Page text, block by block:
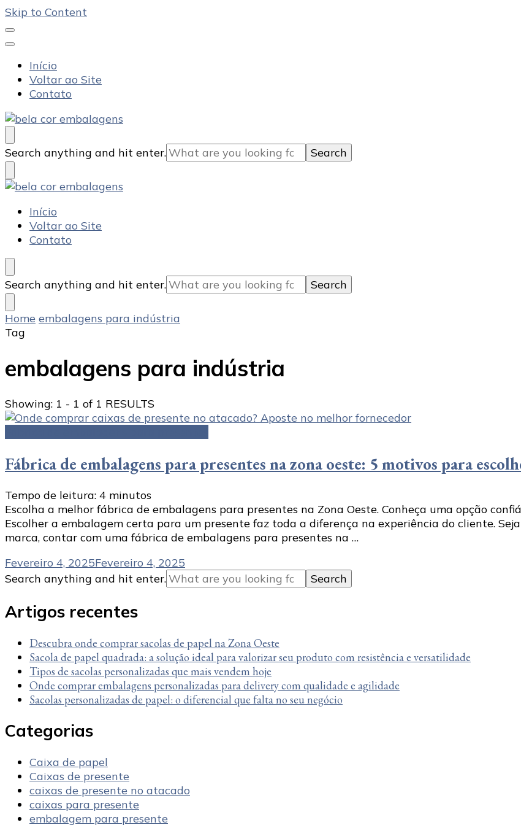
Skip to Content
Início
Voltar ao Site
Contato
Bela Cor Embalagens
Blog
Looking
for
Something?
Search anything and hit enter.
Bela Cor Embalagens
Blog
Início
Voltar ao Site
Contato
Looking
for
Something?
Search anything and hit enter.
Home embalagens para indústria
Tag
embalagens para indústria
Showing: 1 - 1 of 1 RESULTS
Fábrica de embalagens para presentes na zona oeste: 5 motivos para
Tempo de leitura: 4 minutos
Escolha a melhor fábrica de embalagens para presentes na Zona Oeste. Conheça uma opção
Escolher a embalagem certa para um presente faz toda a diferença na experiência do cliente.
marca, contar com uma fábrica de embalagens para presentes na …
Fevereiro 4, 2025Fevereiro 4, 2025
Looking
Something?
Search anything and hit enter.
Artigos recentes
Descubra onde comprar sacolas de papel na Zona Oeste
Sacola de papel quadrada: a solução ideal para valorizar seu produto com resistência e versatilidade
Tipos de sacolas personalizadas que mais vendem hoje
Onde comprar embalagens personalizadas para delivery com qualidade e agilidade
Sacolas personalizadas de papel: o diferencial que falta no seu negócio
Categorias
Caixa de papel
Caixas de presente
caixas de presente no atacado
caixas para presente
embalagem para presente